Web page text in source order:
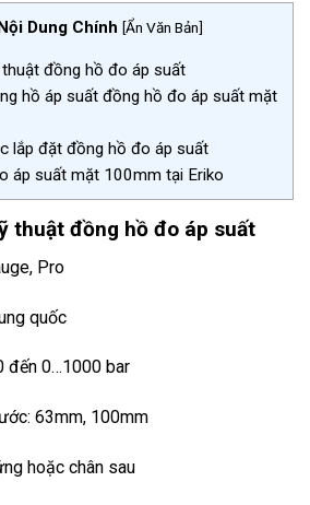
Dung Chính [Ẩn Văn Bản]
đồng hồ đo áp suất
hồ áp suất đồng hồ đo áp suất mặt
lắp đặt đồng hồ đo áp suất
áp suất mặt 100mm tại Eriko
thuật đồng hồ đo áp suất
Pro
quốc
đến 0…1000 bar
63mm, 100mm
hoặc chân sau